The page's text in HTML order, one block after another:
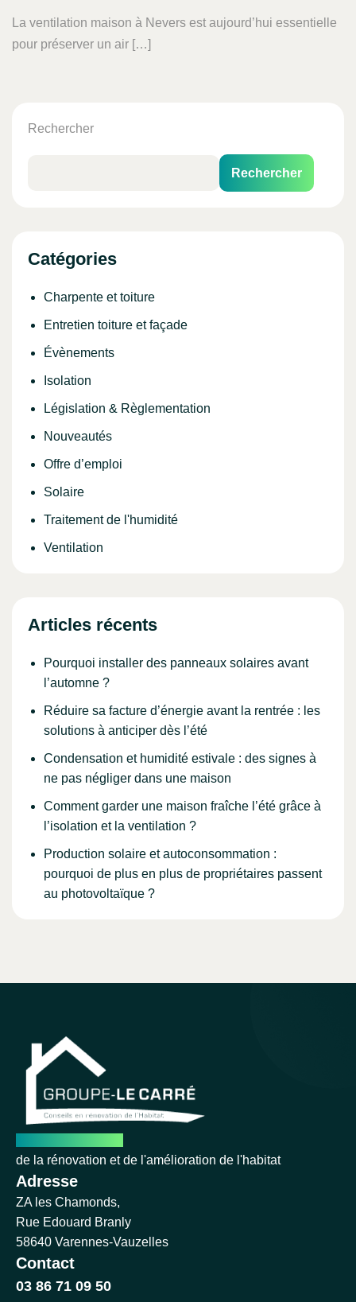
La ventilation maison à Nevers est aujourd’hui essentielle
pour préserver un air […]
Rechercher
Rechercher
Catégories
Charpente et toiture
Entretien toiture et façade
Évènements
Isolation
Législation & Règlementation
Nouveautés
Offre d’emploi
Solaire
Traitement de l'humidité
Ventilation
Articles récents
Pourquoi installer des panneaux solaires avant
l’automne ?
Réduire sa facture d’énergie avant la rentrée : les
solutions à anticiper dès l’été
Condensation et humidité estivale : des signes à
ne pas négliger dans une maison
Comment garder une maison fraîche l’été grâce à
l’isolation et la ventilation ?
Production solaire et autoconsommation :
pourquoi de plus en plus de propriétaires passent
au photovoltaïque ?
de la rénovation et de l'amélioration de l'habitat
Adresse
ZA les Chamonds,
Rue Edouard Branly
58640 Varennes-Vauzelles
Contact
03 86 71 09 50